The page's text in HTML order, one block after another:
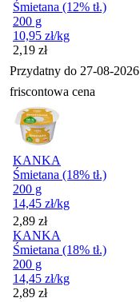
Śmietana (12% tł.)
200 g
10,95 zł/kg
Cena
2,19 zł
Przydatny do 27-08-2026
friscontowa cena
KANKA
Śmietana (18% tł.)
200 g
14,45 zł/kg
Cena
2,89 zł
KANKA
Śmietana (18% tł.)
200 g
14,45 zł/kg
Cena
2,89 zł